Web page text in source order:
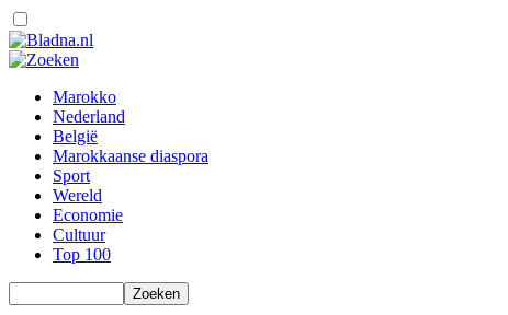
Marokko
Nederland
België
Marokkaanse diaspora
Sport
Wereld
Economie
Cultuur
Top 100